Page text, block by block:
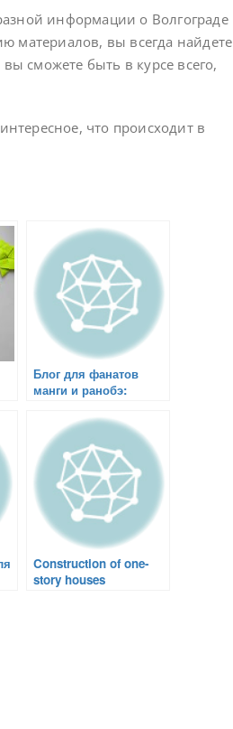
информации о Волгограде
материалов, вы всегда найдете
сможете быть в курсе всего,
что происходит в
Блог для фанатов
манги и ранобэ:
фантастическим
миром
Construction of one-
story houses